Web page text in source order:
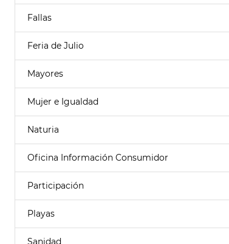
Fallas
Feria de Julio
Mayores
Mujer e Igualdad
Naturia
Oficina Información Consumidor
Participación
Playas
Sanidad